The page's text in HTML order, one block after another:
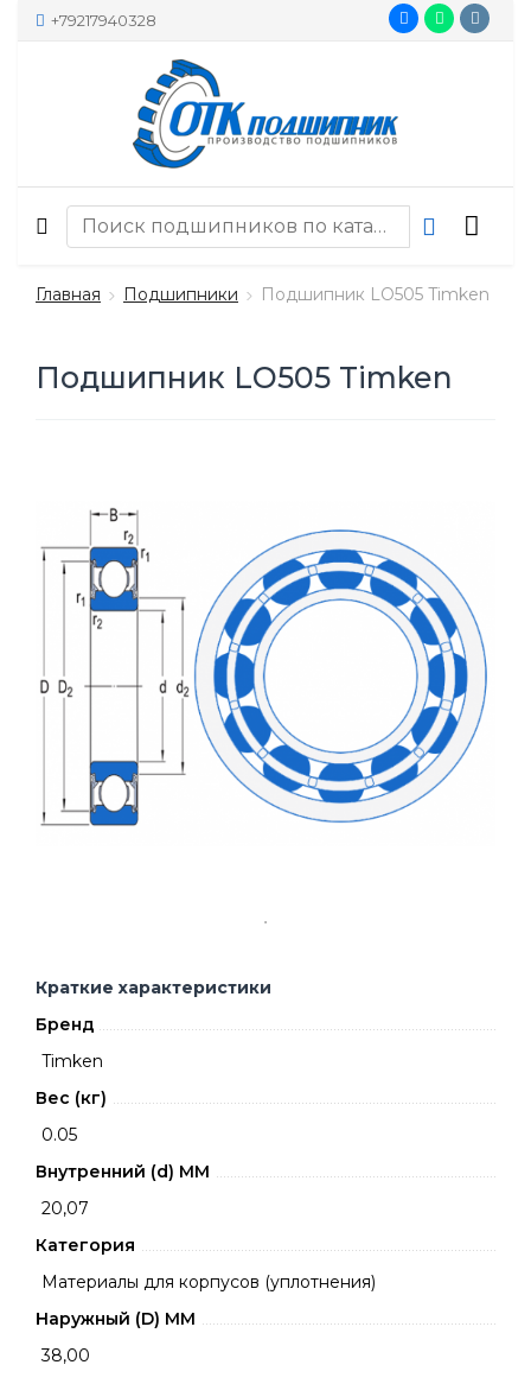
+79217940328
Главная Подшипники Подшипник LO505 Timken
Подшипник LO505 Timken
Краткие характеристики
Бренд
Timken
Вес (кг)
0.05
Внутренний (d) ММ
20,07
Категория
Материалы для корпусов (уплотнения)
Наружный (D) ММ
38,00